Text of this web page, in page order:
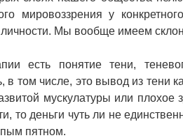
мировоззрения у
Мы вообще имеем
есть понятие тени,
в том числе, это вывод из тени
мускулатуры или
то деньги чуть ли не
пятном.